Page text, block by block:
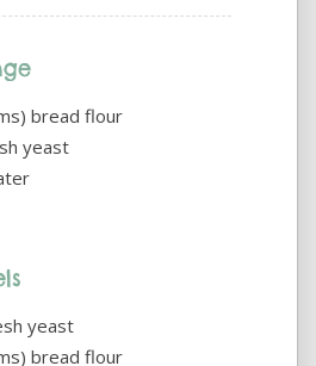
bread flour
yeast
yeast
bread flour